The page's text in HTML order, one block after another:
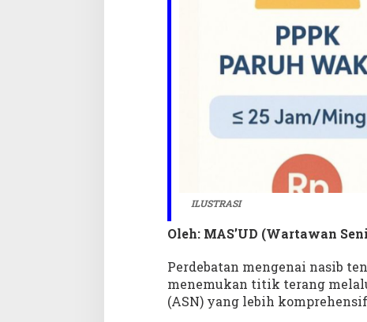
ILUSTRASI
Oleh: MAS’UD (Wartawan
Perdebatan mengenai nasib
menemukan titik terang
(ASN) yang lebih